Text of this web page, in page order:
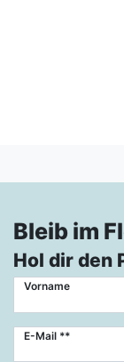
Bleib im
Hol dir den
Vorname
E-Mail **
Newsletter